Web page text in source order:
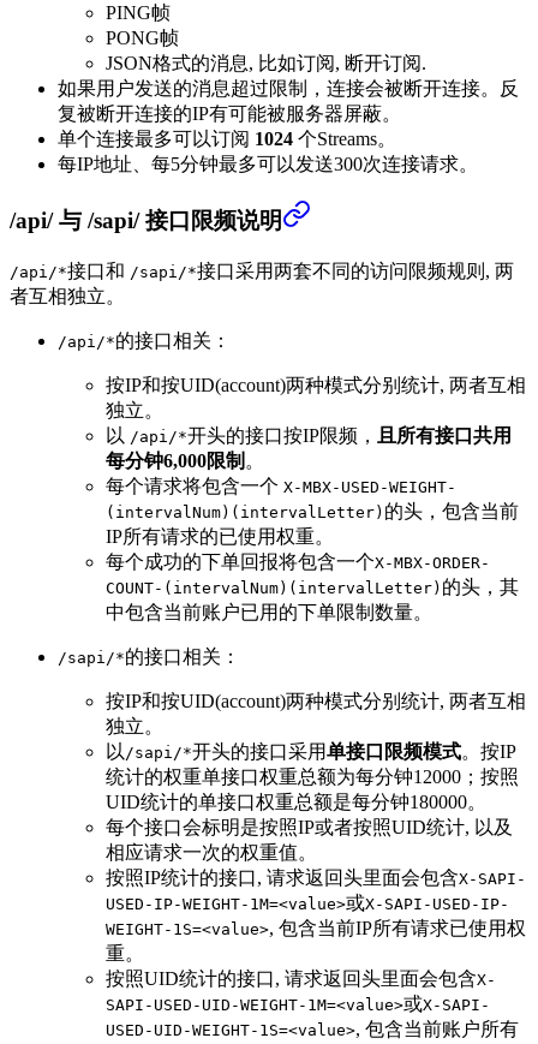
PING帧
PONG帧
JSON格式的消息, 比如订阅, 断开订阅.
如果用户发送的消息超过限制，连接会被断开连接。反
复被断开连接的IP有可能被服务器屏蔽。
单个连接最多可以订阅 1024 个Streams。
每IP地址、每5分钟最多可以发送300次连接请求。
/api/ 与 /sapi/ 接口限频说明
/api/*接口和 /sapi/*接口采用两套不同的访问限频规则, 两
者互相独立。
/api/*的接口相关：
按IP和按UID(account)两种模式分别统计, 两者互相
独立。
以 /api/*开头的接口按IP限频，
且所有接口共用
每分钟6,000限制 。
每个请求将包含一个 X-MBX-USED-WEIGHT-
(intervalNum)(intervalLetter) 的头，包含当前
IP所有请求的已使用权重。
每个成功的下单回报将包含一个X-MBX-ORDER-
COUNT-(intervalNum)(intervalLetter) 的头，其
中包含当前账户已用的下单限制数量。
/sapi/*的接口相关：
按IP和按UID(account)两种模式分别统计, 两者互相
独立。
以 /sapi/*开头的接口采用单接口限频模式。按IP
统计的权重单接口权重总额为每分钟12000；按照
UID统计的单接口权重总额是每分钟180000。
每个接口会标明是按照IP或者按照UID统计, 以及
相应请求一次的权重值。
按照IP统计的接口, 请求返回头里面会包含X-SAPI-
USED-IP-WEIGHT-1M=<value>或X-SAPI-USED-IP-
WEIGHT-1S=<value>, 包含当前IP所有请求已使用权
重。
按照UID统计的接口, 请求返回头里面会包含X-
SAPI-USED-UID-WEIGHT-1M=<value>或X-SAPI-
USED-UID-WEIGHT-1S=<value>, 包含当前账户所有